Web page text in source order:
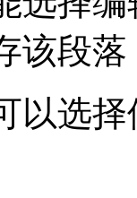
该段落
以选